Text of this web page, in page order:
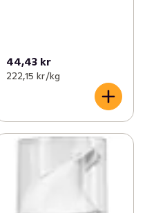
44,43 kr
222,15 kr /kg